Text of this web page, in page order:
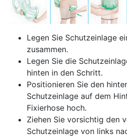
Legen Sie Schutzeinlage
zusammen.
Legen Sie die
hinten in den Schritt.
Positionieren Sie den
Schutzeinlage auf dem
Fixierhose hoch.
Ziehen Sie vorsichtig den
Schutzeinlage von links